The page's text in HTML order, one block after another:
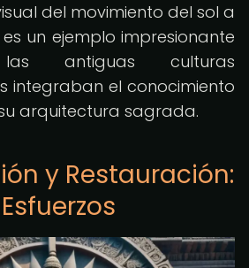
del movimiento del sol a
un ejemplo impresionante
antiguas culturas
integraban el conocimiento
arquitectura sagrada.
y Restauración: